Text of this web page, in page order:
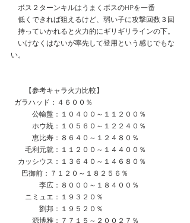
ボス２ターンキルはうまくボスのHPを一番
低くできれば狙えるけど、弱い子に攻撃回数３回
持っていかれると火力的にギリギリラインの下。
いけなくはないが率先して登用という感じでもな
い。
【参考キャラ火力比較】
  ガラハッド：４６００％
公輸盤：１０４００～１１２００％
ホウ統：１０５６０～１２２４０％
恵比寿：８６４０～１２４８０％
毛利元就：１１２００～１４４００％
カッシウス：１３６４０～１４６８０％
      巴御前：７１２０～１８２５６％
李広：８０００～１８４００％
ニミュエ：１９３２０％
劉邦：１９５２０％
源博雅：７７１５～２００２７％